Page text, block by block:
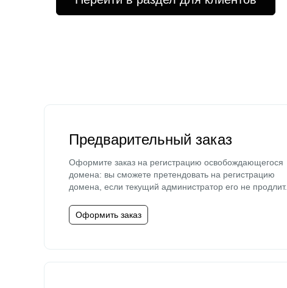
Предварительный заказ
Оформите заказ на регистрацию освобождающегося
домена: вы сможете претендовать на регистрацию
домена, если текущий администратор его не продлит.
Оформить заказ